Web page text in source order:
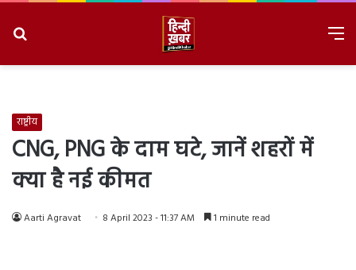
राष्ट्रीय
CNG, PNG के दाम घटे, जानें शहरों में
क्या है नई कीमत
Aarti Agravat 8 April 2023 - 11:37 AM 1 minute read